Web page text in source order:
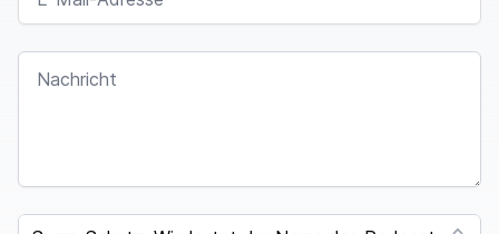
NACHRICHT
SPAM CAPTCHA